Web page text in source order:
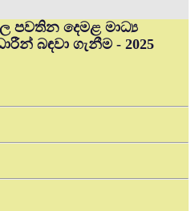
පවතින දෙමළ මාධ්‍ය
බඳවා ගැනීම - 2025